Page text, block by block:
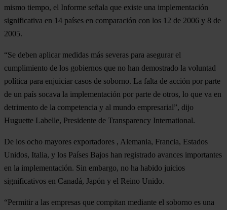
mismo tiempo, el Informe señala que existe una implementación
significativa en 14 países en comparación con los 12 de 2006 y 8 de
2005.
“Se deben aplicar medidas más severas para asegurar el
cumplimiento de los gobiernos que no han demostrado la voluntad
política para enjuiciar casos de soborno. La falta de acción por parte
de un país socava la implementación por parte de otros, lo que va en
detrimento de la competencia y al mundo empresarial”, dijo
Huguette Labelle, Presidente de Transparency International.
De los ocho mayores exportadores , Alemania, Francia, Estados
Unidos, Italia, y los Países Bajos han registrado avances importantes
en la implementación. Sin embargo, no ha habido juicios
significativos en Canadá, Japón y el Reino Unido.
“Permitir a las empresas que compitan mediante el soborno es una